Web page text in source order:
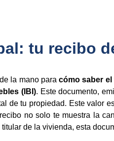
tu recibo
la mano paracómo saber
(IBI). Este documento,
de tu propiedad. Este valor
no solo te muestra la
titular de la vivienda, esta